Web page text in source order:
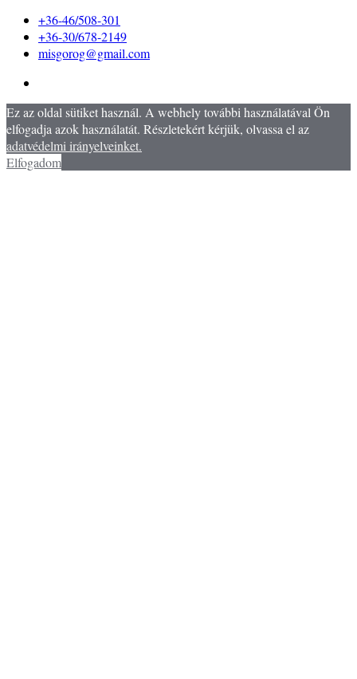
+36-46/508-301
+36-30/678-2149
misgorog@gmail.com
Ez az oldal sütiket használ. A webhely további használatával Ön
elfogadja azok használatát. Részletekért kérjük, olvassa el az
adatvédelmi irányelveinket.
Elfogadom